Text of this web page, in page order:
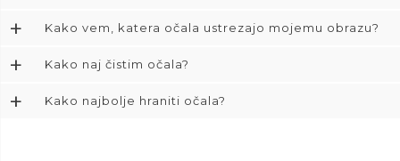
+ Kako vem, katera očala ustrezajo mojemu obrazu?
+ Kako naj čistim očala?
+ Kako najbolje hraniti očala?